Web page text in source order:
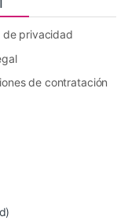
de privacidad
de contratación